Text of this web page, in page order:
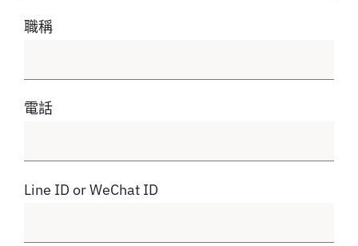
職稱
電話
Line ID or WeChat ID